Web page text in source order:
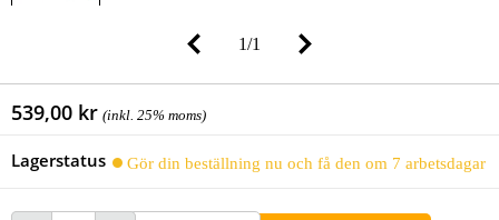
1/1
539,00 kr (inkl. 25% moms)
Lagerstatus Gör din beställning nu och få den om 7 arbetsdagar